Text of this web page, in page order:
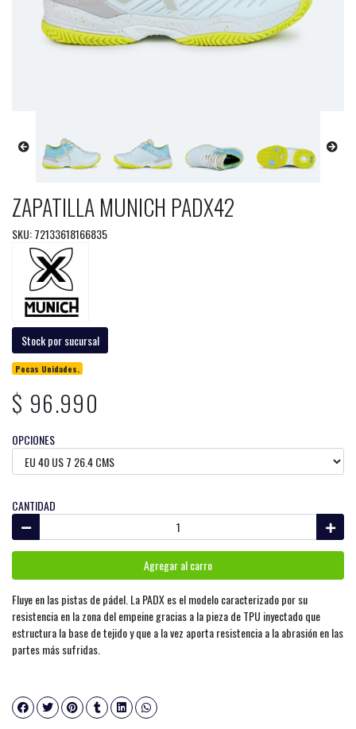
ZAPATILLA MUNICH PADX42
SKU: 72133618166835
Stock por sucursal
Pocas Unidades.
$ 96.990
OPCIONES
CANTIDAD
Agregar al carro
Fluye en las pistas de pádel. La PADX es el modelo caracterizado por su
resistencia en la zona del empeine gracias a la pieza de TPU inyectado que
estructura la base de tejido y que a la vez aporta resistencia a la abrasión en las
partes más sufridas.